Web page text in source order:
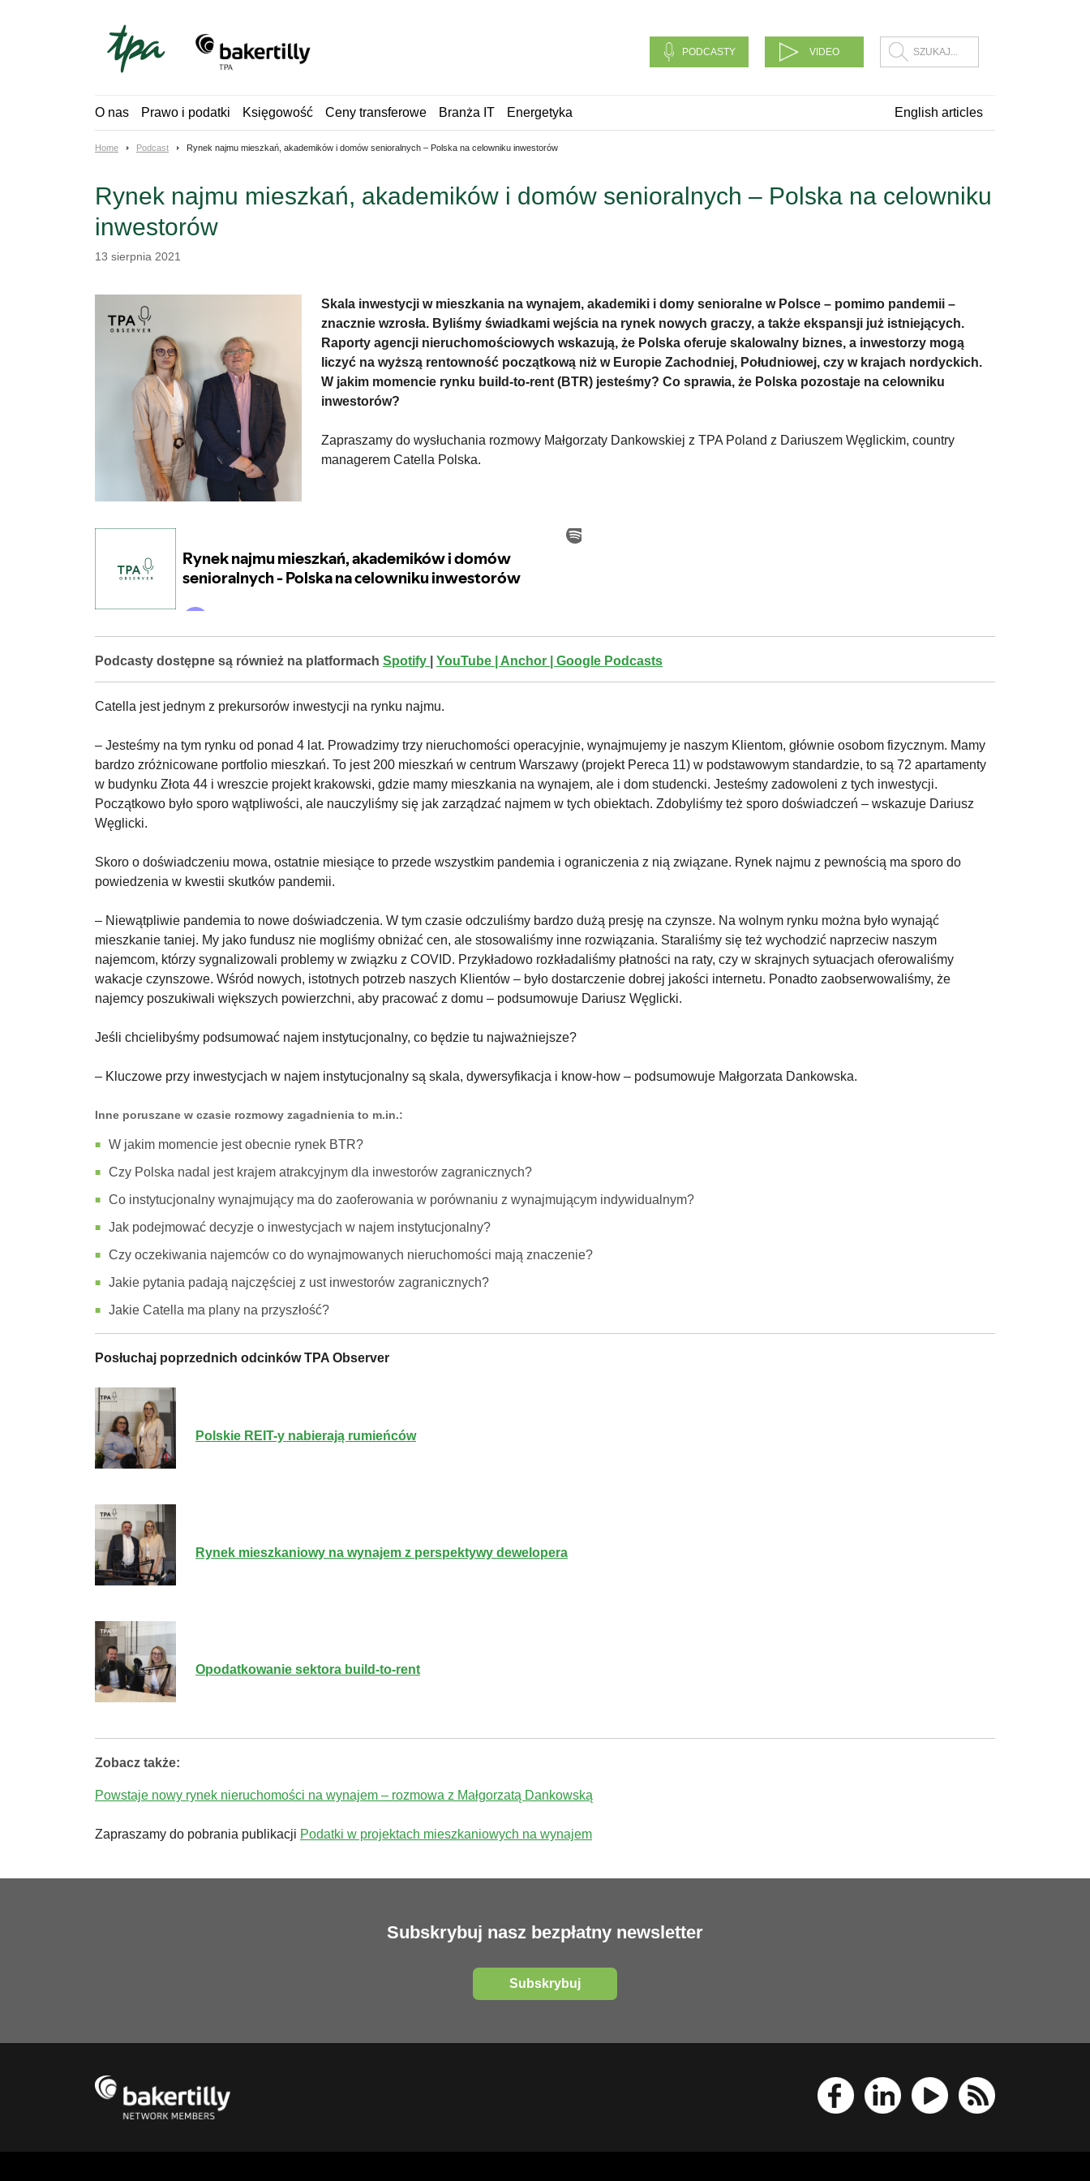
PODCASTY VIDEO
O nas Prawo i podatki Księgowość Ceny transferowe Branża IT Energetyka English articles
Home Podcast Rynek najmu mieszkań, akademików i domów senioralnych – Polska na celowniku inwestorów
Rynek najmu mieszkań, akademików i domów senioralnych – Polska na celowniku
inwestorów
13 sierpnia 2021
Skala inwestycji w mieszkania na wynajem, akademiki i domy senioralne w Polsce – pomimo pandemii –
znacznie wzrosła. Byliśmy świadkami wejścia na rynek nowych graczy, a także ekspansji już istniejących.
Raporty agencji nieruchomościowych wskazują, że Polska oferuje skalowalny biznes, a inwestorzy mogą
liczyć na wyższą rentowność początkową niż w Europie Zachodniej, Południowej, czy w krajach nordyckich.
W jakim momencie rynku build-to-rent (BTR) jesteśmy? Co sprawia, że Polska pozostaje na celowniku
inwestorów?
Zapraszamy do wysłuchania rozmowy Małgorzaty Dankowskiej z TPA Poland z Dariuszem Węglickim, country
managerem Catella Polska.
Podcasty dostępne są również na platformach Spotify YouTube | Anchor | Google Podcasts
Catella jest jednym z prekursorów inwestycji na rynku najmu.
– Jesteśmy na tym rynku od ponad 4 lat. Prowadzimy trzy nieruchomości operacyjnie, wynajmujemy je naszym Klientom, głównie osobom fizycznym. Mamy
bardzo zróżnicowane portfolio mieszkań. To jest 200 mieszkań w centrum Warszawy (projekt Pereca 11) w podstawowym standardzie, to są 72 apartamenty
w budynku Złota 44 i wreszcie projekt krakowski, gdzie mamy mieszkania na wynajem, ale i dom studencki. Jesteśmy zadowoleni z tych inwestycji.
Początkowo było sporo wątpliwości, ale nauczyliśmy się jak zarządzać najmem w tych obiektach. Zdobyliśmy też sporo doświadczeń – wskazuje Dariusz
Węglicki.
Skoro o doświadczeniu mowa, ostatnie miesiące to przede wszystkim pandemia i ograniczenia z nią związane. Rynek najmu z pewnością ma sporo do
powiedzenia w kwestii skutków pandemii.
– Niewątpliwie pandemia to nowe doświadczenia. W tym czasie odczuliśmy bardzo dużą presję na czynsze. Na wolnym rynku można było wynająć
mieszkanie taniej. My jako fundusz nie mogliśmy obniżać cen, ale stosowaliśmy inne rozwiązania. Staraliśmy się też wychodzić naprzeciw naszym
najemcom, którzy sygnalizowali problemy w związku z COVID. Przykładowo rozkładaliśmy płatności na raty, czy w skrajnych sytuacjach oferowaliśmy
wakacje czynszowe. Wśród nowych, istotnych potrzeb naszych Klientów – było dostarczenie dobrej jakości internetu. Ponadto zaobserwowaliśmy, że
najemcy poszukiwali większych powierzchni, aby pracować z domu – podsumowuje Dariusz Węglicki.
Jeśli chcielibyśmy podsumować najem instytucjonalny, co będzie tu najważniejsze?
– Kluczowe przy inwestycjach w najem instytucjonalny są skala, dywersyfikacja i know-how – podsumowuje Małgorzata Dankowska.
Inne poruszane w czasie rozmowy zagadnienia to m.in.:
W jakim momencie jest obecnie rynek BTR?
Czy Polska nadal jest krajem atrakcyjnym dla inwestorów zagranicznych?
Co instytucjonalny wynajmujący ma do zaoferowania w porównaniu z wynajmującym indywidualnym?
Jak podejmować decyzje o inwestycjach w najem instytucjonalny?
Czy oczekiwania najemców co do wynajmowanych nieruchomości mają znaczenie?
Jakie pytania padają najczęściej z ust inwestorów zagranicznych?
Jakie Catella ma plany na przyszłość?
Posłuchaj poprzednich odcinków TPA Observer
Polskie REIT-y nabierają rumieńców
Rynek mieszkaniowy na wynajem z perspektywy dewelopera
Opodatkowanie sektora build-to-rent
Zobacz także:
Powstaje nowy rynek nieruchomości na wynajem – rozmowa z Małgorzatą Dankowską
Zapraszamy do pobrania publikacji Podatki w projektach mieszkaniowych na wynajem
Subskrybuj nasz bezpłatny newsletter
Subskrybuj